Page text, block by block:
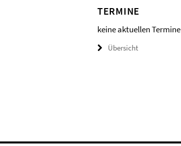
TERMINE
keine aktuellen Termine
Übersicht